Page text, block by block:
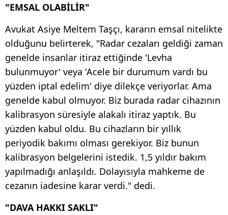
"EMSAL OLABİLİR"
Avukat Asiye Meltem Taşçı, kararın emsal nitelikte
olduğunu belirterek, "Radar cezaları geldiği zaman
genelde insanlar itiraz ettiğinde 'Levha
bulunmuyor' veya 'Acele bir durumum vardı bu
yüzden iptal edelim' diye dilekçe veriyorlar. Ama
genelde kabul olmuyor. Biz burada radar cihazının
kalibrasyon süresiyle alakalı itiraz yaptık. Bu
yüzden kabul oldu. Bu cihazların bir yıllık
periyodik bakımı olması gerekiyor. Biz bunun
kalibrasyon belgelerini istedik. 1,5 yıldır bakım
yapılmadığı anlaşıldı. Dolayısıyla mahkeme de
cezanın iadesine karar verdi." dedi.
"DAVA HAKKI SAKLI"